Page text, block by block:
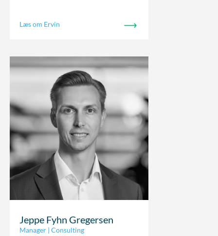
Læs om Ervin
Jeppe Fyhn Gregersen
Manager | Consulting